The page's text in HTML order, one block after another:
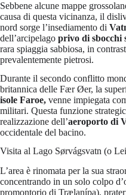
Sebbene alcune mappe
causa di questa vicinanza, il
nord sorge l’insediamento di
dell’arcipelago privo di sbocchi
rara spiaggia sabbiosa, in
prevalentemente pietrosi.
Durante il secondo conflitto
britannica delle Fær Øer, la
isole Faroe, venne impiegata
militari. Questa funzione
realizzazione dell’aeroporto di
occidentale del bacino.
Visita al Lago Sørvágsvatn (o
L’area è rinomata per la sua
concentrando in un solo colpo
promontorio di Trælanípa),